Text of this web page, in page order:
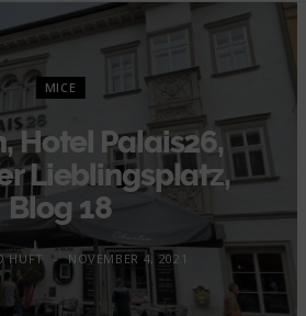
MICE
Hotel Palais26,
Lieblingsplatz,
Blog 18
HUFT NOVEMBER 4, 2021